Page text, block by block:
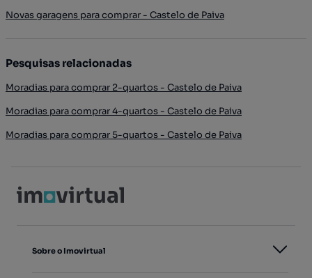
Novas garagens para comprar - Castelo de Paiva
Pesquisas relacionadas
Moradias para comprar 2-quartos - Castelo de Paiva
Moradias para comprar 4-quartos - Castelo de Paiva
Moradias para comprar 5-quartos - Castelo de Paiva
Sobre o Imovirtual